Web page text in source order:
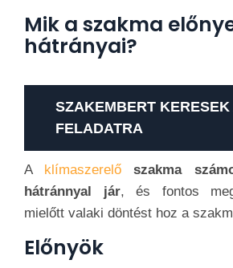
Mik a szakma
hátrányai?
SZAKEMBERT KERESEK
FELADATRA
A klímaszerelőszakma
hátránnyal jár, és fontos
mielőtt valaki döntést hoz a
Előnyök